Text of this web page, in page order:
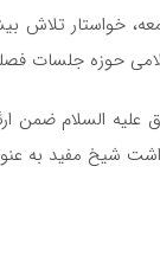
خواستار تلاش
حوزه جلسات
السلام ضمن
شیخ مفید به